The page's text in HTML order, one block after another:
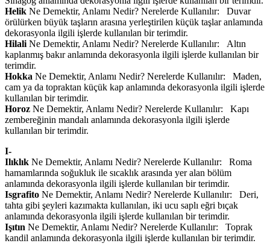
Helik Ne Demektir, Anlamı Nedir? Nerelerde Kullanılır: Duvar
örülürken büyük taşların arasına yerleştirilen küçük taşlar anlamında
dekorasyonla ilgili işlerde kullanılan bir terimdir.
Hilali Ne Demektir, Anlamı Nedir? Nerelerde Kullanılır: Altın
kaplanmış bakır anlamında dekorasyonla ilgili işlerde kullanılan bir
terimdir.
Hokka Ne Demektir, Anlamı Nedir? Nerelerde Kullanılır: Maden,
cam ya da topraktan küçük kap anlamında dekorasyonla ilgili işlerde
kullanılan bir terimdir.
Horoz Ne Demektir, Anlamı Nedir? Nerelerde Kullanılır: Kapı
zembereğinin mandalı anlamında dekorasyonla ilgili işlerde
kullanılan bir terimdir.
I-
Ilıklık Ne Demektir, Anlamı Nedir? Nerelerde Kullanılır: Roma
hamamlarında soğukluk ile sıcaklık arasında yer alan bölüm
anlamında dekorasyonla ilgili işlerde kullanılan bir terimdir.
Isgrafito Ne Demektir, Anlamı Nedir? Nerelerde Kullanılır: Deri,
tahta gibi şeyleri kazımakta kullanılan, iki ucu saplı eğri bıçak
anlamında dekorasyonla ilgili işlerde kullanılan bir terimdir.
Işıtın Ne Demektir, Anlamı Nedir? Nerelerde Kullanılır: Toprak
kandil anlamında dekorasyonla ilgili işlerde kullanılan bir terimdir.